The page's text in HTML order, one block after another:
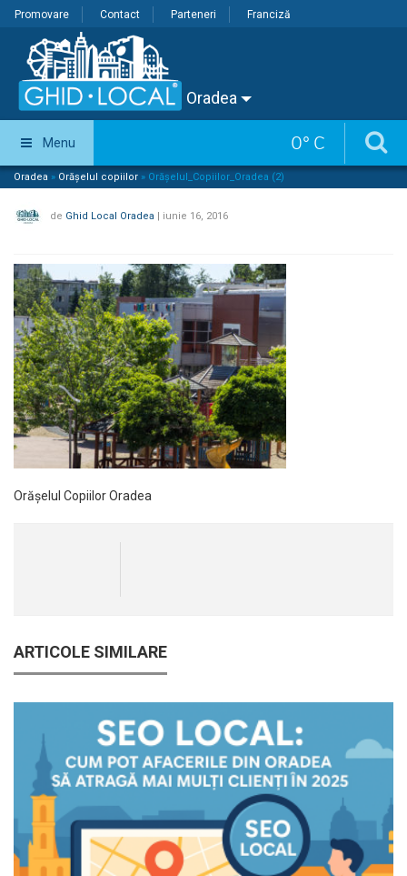
Promovare Contact Parteneri Franciză
Oradea
0° C
Menu
Oradea » Orășelul copiilor » Orășelul_Copiilor_Oradea (2)
de Ghid Local Oradea | iunie 16, 2016
Orășelul Copiilor Oradea
ARTICOLE SIMILARE